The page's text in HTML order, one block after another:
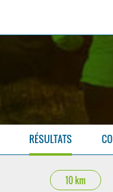
RÉSULTATS
10 km